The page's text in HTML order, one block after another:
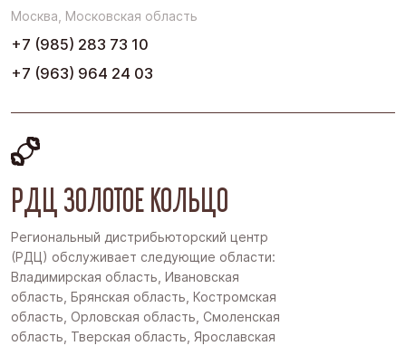
Москва, Московская область
+7 (985) 283 73 10
+7 (963) 964 24 03
РДЦ ЗОЛОТОЕ КОЛЬЦО
Региональный дистрибьюторский центр
(РДЦ) обслуживает следующие области:
Владимирская область, Ивановская
область, Брянская область, Костромская
область, Орловская область, Смоленская
область, Тверская область, Ярославская